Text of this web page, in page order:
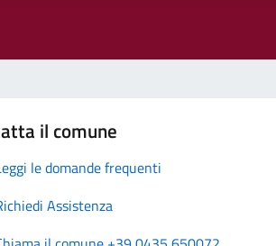
il comune
le domande frequenti
Assistenza